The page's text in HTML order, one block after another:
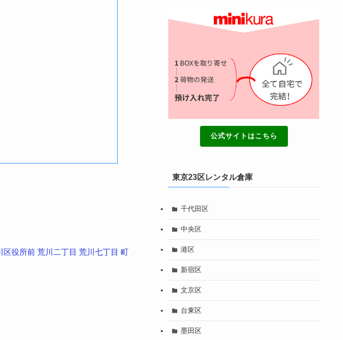
区役所前 荒川二丁目 荒川七丁目 町
公式サイトはこちら
東京23区レンタル倉庫
千代田区
中央区
港区
新宿区
文京区
台東区
墨田区